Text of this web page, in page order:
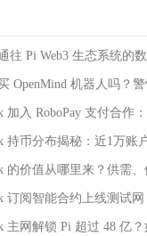
往 Pi Web3 生态系统的
OpenMind 机器人吗？
加入 RoboPay 支付合作
持币分布揭秘：近1万账
的价值从哪里来？供需
订阅智能合约上线测试
主网解锁 Pi 超过 48 亿